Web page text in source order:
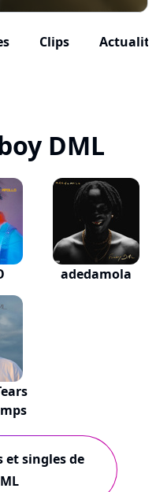
Clips
DML
adedamola
et singles de